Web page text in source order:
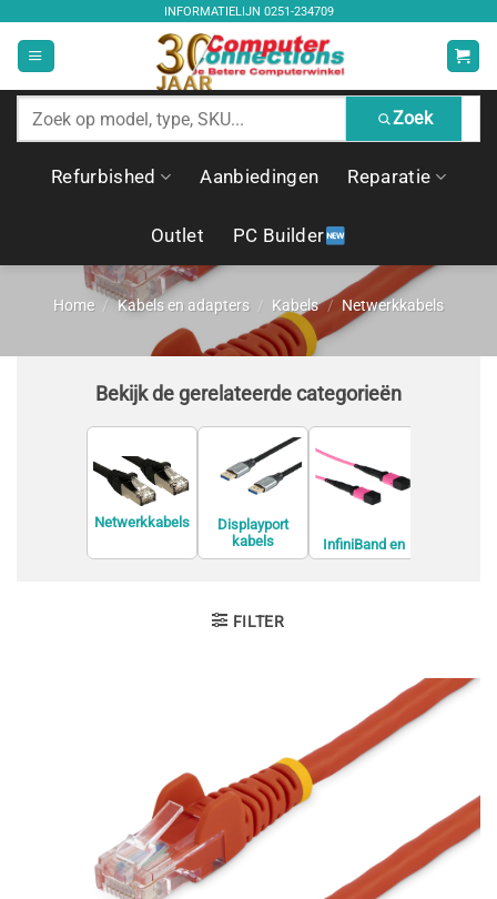
inhoud
INFORMATIELIJN 0251-234709
Zoek
producten
Zoek
Refurbished Aanbiedingen Reparatie
Outlet PC Builder
Home / Kabels en adapters / Kabels / Netwerkkabels
Bekijk de gerelateerde categorieën
Netwerkkabels
Displayport
kabels
InfiniBand en
Glasvezelkabel
FILTER